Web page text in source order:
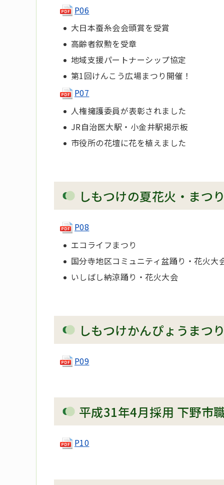
P06
大日本蚕糸会会頭賞を受賞
高齢者叙勲を受章
地域支援パートナーシップ協定
第1回けんこう広場まつり開催！
P07
人権擁護委員が表彰されました
JR自治医大駅・小金井駅掲示板
市役所の花壇に花を植えました
しもつけの夏花火・まつり
P08
エコライフまつり
国分寺地区コミュニティ盆踊り・花火大
いしばし納涼踊り・花火大会
しもつけかんぴょうまつり
P09
平成31年4月採用 下野市
P10